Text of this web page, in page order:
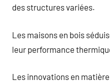
des structures variées.
Les maisons en bois
leur performance
Les innovations en